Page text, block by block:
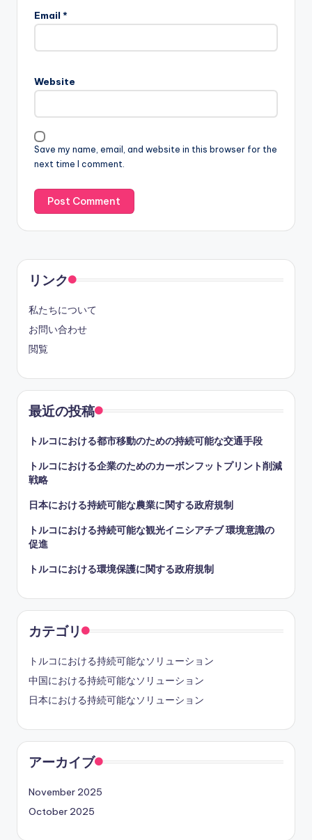
Email *
Website
Save my name, email, and website in this browser for the
next time I comment.
リンク
私たちについて
お問い合わせ
閲覧
最近の投稿
トルコにおける都市移動のための持続可能な交通手段
トルコにおける企業のためのカーボンフットプリント削減
戦略
日本における持続可能な農業に関する政府規制
トルコにおける持続可能な観光イニシアチブ 環境意識の
促進
トルコにおける環境保護に関する政府規制
カテゴリ
トルコにおける持続可能なソリューション
中国における持続可能なソリューション
日本における持続可能なソリューション
アーカイブ
November 2025
October 2025